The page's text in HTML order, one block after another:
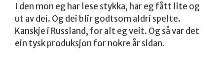
I den mon eg har lese stykka, har eg fått lite og
ut av dei. Og dei blir godtsom aldri spelte.
Kanskje i Russland, for alt eg veit. Og så var det
ein tysk produksjon for nokre år sidan.